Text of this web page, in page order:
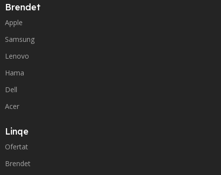
Brendet
Apple
Samsung
Lenovo
Hama
Dell
Acer
Linqe
Ofertat
Brendet